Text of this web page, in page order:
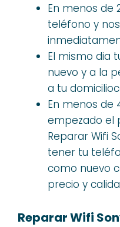
En menos de
teléfono y
El mismo dia
nuevo y a la
a tu
En menos de
empezado el
Reparar Wifi
tener tu
como nuevo
precio y
Reparar Wifi